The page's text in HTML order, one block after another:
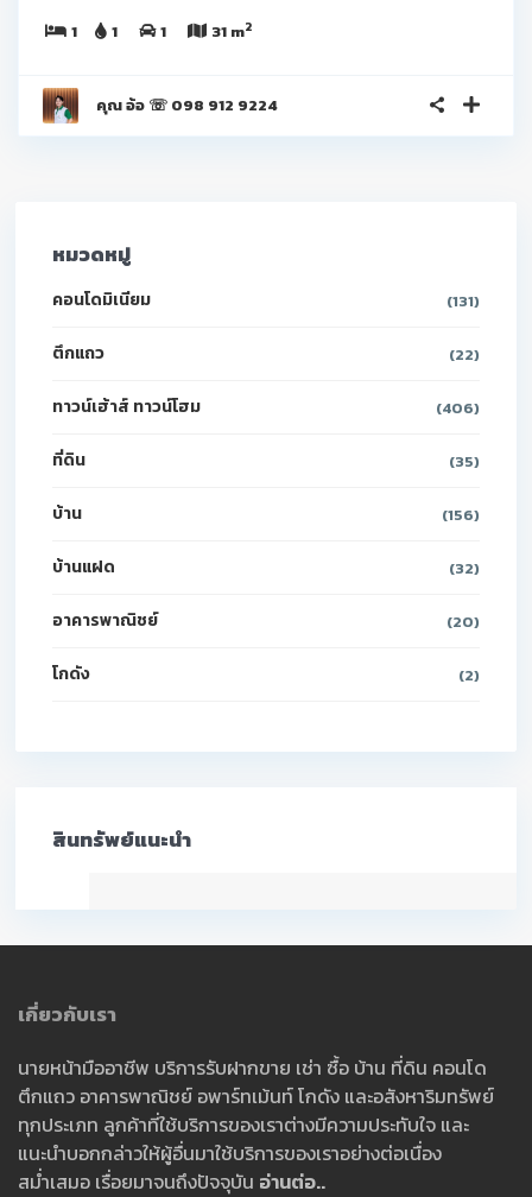
1 1 1 31 m2
คุณ อ้อ ☏ 098 912 9224
หมวดหมู่
คอนโดมิเนียม (131)
ตึกแถว (22)
ทาวน์เฮ้าส์ ทาวน์โฮม (406)
ที่ดิน (35)
บ้าน (156)
บ้านแฝด (32)
อาคารพาณิชย์ (20)
โกดัง (2)
สินทรัพย์แนะนำ
เกี่ยวกับเรา
นายหน้ามืออาชีพ บริการรับฝากขาย เช่า ซื้อ บ้าน ที่ดิน คอนโด
ตึกแถว อาคารพาณิชย์ อพาร์ทเม้นท์ โกดัง และอสังหาริมทรัพย์
ทุกประเภท ลูกค้าที่ใช้บริการของเราต่างมีความประทับใจ และ
แนะนำบอกกล่าวให้ผู้อื่นมาใช้บริการของเราอย่างต่อเนื่อง
สม่ำเสมอ เรื่อยมาจนถึงปัจจุบัน อ่านต่อ..